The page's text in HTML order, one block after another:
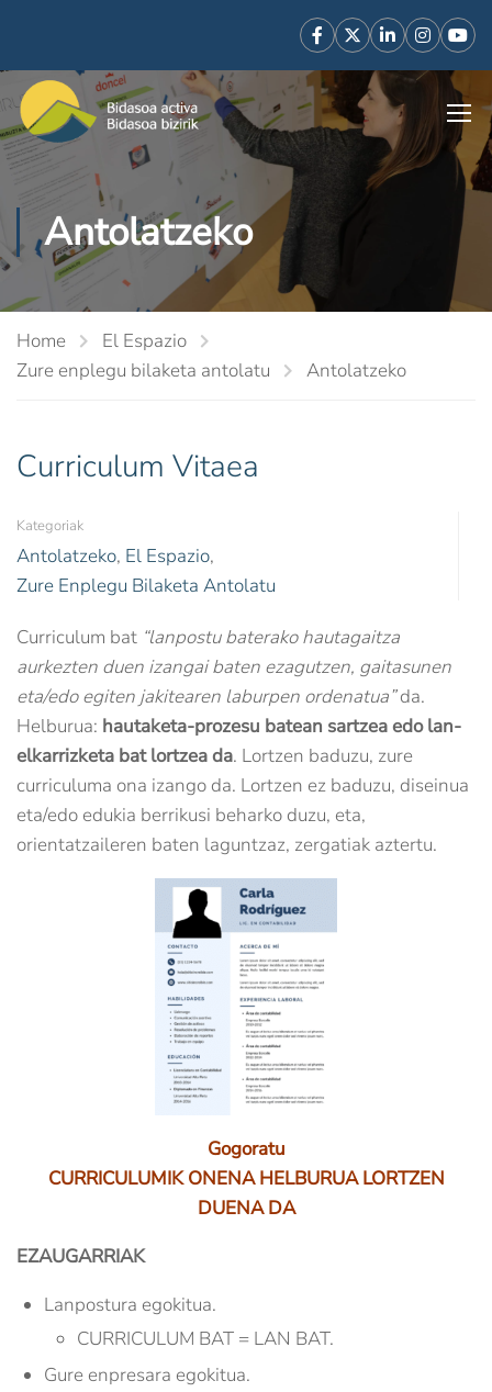
Antolatzeko
Home
El Espazio
Zure enplegu bilaketa antolatu
Antolatzeko
Curriculum Vitaea
Kategoriak
Antolatzeko, El Espazio,
Zure Enplegu Bilaketa Antolatu
Curriculum bat “lanpostu baterako hautagaitza
aurkezten duen izangai baten ezagutzen, gaitasunen
eta/edo egiten jakitearen laburpen ordenatua”da.
Helburua: hautaketa-prozesu batean sartzea edo lan-
elkarrizketa bat lortzea da. Lortzen baduzu, zure
curriculuma ona izango da. Lortzen ez baduzu, diseinua
eta/edo edukia berrikusi beharko duzu, eta,
orientatzaileren baten laguntzaz, zergatiak aztertu.
Gogoratu
CURRICULUMIK ONENA HELBURUA LORTZEN
DUENA DA
EZAUGARRIAK
Lanpostura egokitua.
CURRICULUM BAT = LAN BAT.
Gure enpresara egokitua.